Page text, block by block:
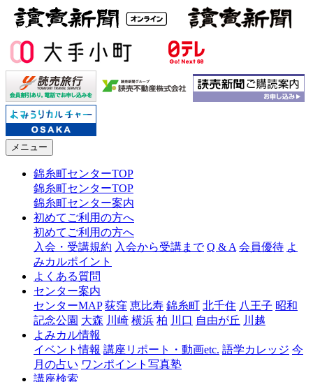
メニュー
錦糸町センターTOP
錦糸町センターTOP
錦糸町センター案内
初めてご利用の方へ
初めてご利用の方へ
入会・受講規約 入会から受講まで Q & A 会員優待 よ
みカルポイント
よくある質問
センター案内
センターMAP 荻窪 恵比寿 錦糸町 北千住 八王子 昭和
記念公園 大森 川崎 横浜 柏 川口 自由が丘 川越
よみカル情報
イベント情報 講座リポート・動画etc. 語学カレッジ 今
月の占い ワンポイント写真塾
講座検索